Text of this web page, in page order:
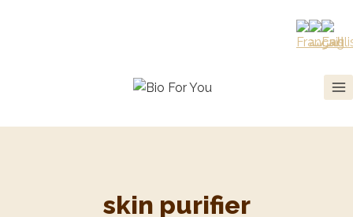
skin purifier